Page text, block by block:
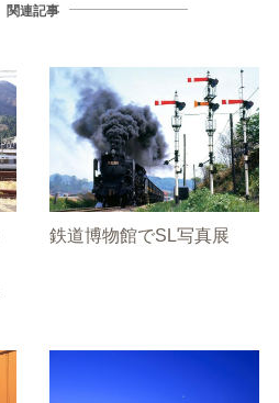
関連記事
鉄道博物館でSL写真展